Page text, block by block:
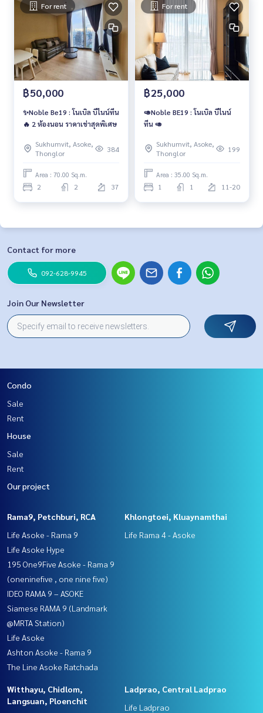
For rent
฿50,000
✨Noble Be19 : โนเบิล บีไนน์ทีน
🔥 2 ห้องนอน ราคาเช่าสุดพิเศษ
Sukhumvit, Asoke,
Thonglor
384
Area : 70.00 Sq.m.
2 2 37
For rent
฿25,000
🥑Noble BE19 : โนเบิล บีไนน์
ทีน 🥑
Sukhumvit, Asoke,
Thonglor
199
Area : 35.00 Sq.m.
1 1 11-20
Contact for more
092-628-9945
Join Our Newsletter
Condo
Sale
Rent
House
Sale
Rent
Our project
Rama9, Petchburi, RCA
Life Asoke - Rama 9
Life Asoke Hype
195 One9Five Asoke - Rama 9
(oneninefive , one nine five)
IDEO RAMA 9 – ASOKE
Siamese RAMA 9 (Landmark
@MRTA Station)
Life Asoke
Ashton Asoke - Rama 9
The Line Asoke Ratchada
Khlongtoei, Kluaynamthai
Life Rama 4 - Asoke
Witthayu, Chidlom,
Langsuan, Ploenchit
Ladprao, Central Ladprao
Life Ladprao